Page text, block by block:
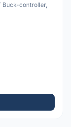
Buck-controller,